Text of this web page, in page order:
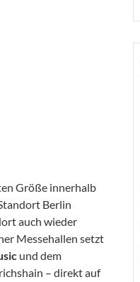
Größe innerhalb
Berlin
auch wieder
Messehallen setzt
und dem
– direkt auf